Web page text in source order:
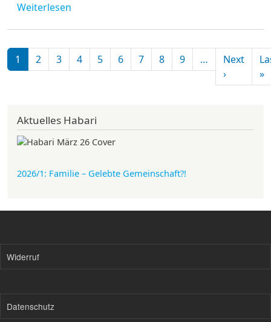
Weiterlesen
Seitennummerierung
1 2 3 4 5 6 7 8 9 …
Next
›Nächste»
Aktuelles Habari
2026/1: Familie – Gelebte Gemeinschaft?!
Widerruf
Datenschutz